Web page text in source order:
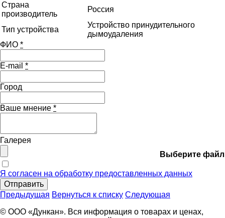
Страна
производитель
Россия
Тип устройства
Устройство принудительного
дымоудаления
ФИО *
E-mail *
Город
Ваше мнение *
Галерея
Выберите файл
Я согласен на обработку предоставленных данных
Отправить
Предыдущая Вернуться к списку Следующая
© ООО «Дункан». Вся информация о товарах и ценах,